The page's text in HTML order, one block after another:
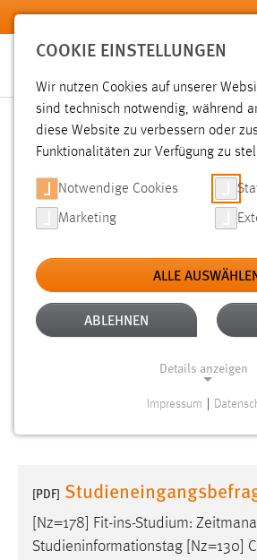
Zum Hauptinhalt springen
SUCHE
Aktive Filter: ALTER: ÜBER EIN JAHR
Gesucht nach "bibliothek". Es
[PDF]
[Nz=178] Fit-ins-Studium:
Studieninformationstag [Nz=130]
COOKIE EINSTELLUNGEN
Wir nutzen Cookies auf unserer
sind technisch notwendig, während
diese Website zu verbessern oder
Funktionalitäten zur Verfügung zu
Notwendige Cookies
Marketing
ALLE
ABLEHNEN
Details anzeigen
Website erforderlich.
Einverständnis
Impressum